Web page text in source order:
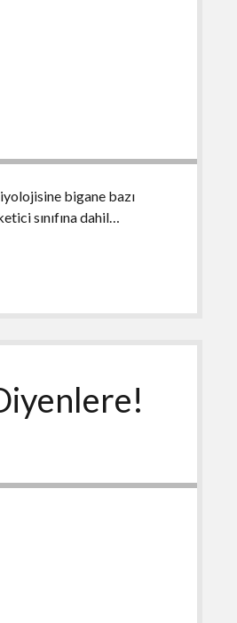
bigane bazı
sınıfına dahil…